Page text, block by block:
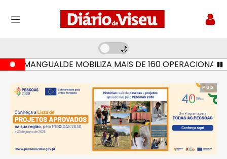
MOBILIZA MAIS DE 160 OPERACIONAIS E
Pub